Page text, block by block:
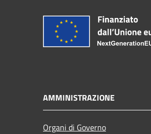
AMMINISTRAZIONE
Organi di Governo